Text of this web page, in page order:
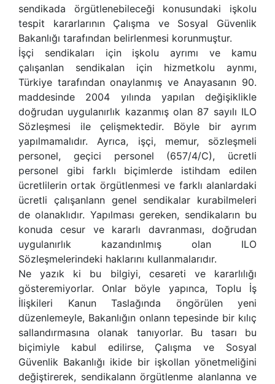
sendikada örgütlenebileceği konusundaki işkolu
tespit kararlarının Çalışma ve Sosyal Güvenlik
Bakanlığı tarafından belirlenmesi korunmuştur.
İşçi sendikaları için işkolu ayrımı ve kamu
çalışanlan sendikalan için hizmetkolu aynmı,
Türkiye tarafından onaylanmış ve Anayasanın 90.
maddesinde 2004 yılında yapılan değişiklikle
doğrudan uygulanırlık kazanmış olan 87 sayılı ILO
Sözleşmesi ile çelişmektedir. Böyle bir ayrım
yapılmamalıdır. Ayrıca, işçi, memur, sözleşmeli
personel, geçici personel (657/4/C), ücretli
personel gibi farklı biçimlerde istihdam edilen
ücretlilerin ortak örgütlenmesi ve farklı alanlardaki
ücretli çalışanlann genel sendikalar kurabilmeleri
de olanaklıdır. Yapılması gereken, sendikaların bu
konuda cesur ve kararlı davranması, doğrudan
uygulanırlık kazandınlmış olan ILO
Sözleşmelerindeki haklarını kullanmalarıdır.
Ne yazık ki bu bilgiyi, cesareti ve kararlılığı
gösteremiyorlar. Onlar böyle yapınca, Toplu İş
İlişkileri Kanun Taslağında öngörülen yeni
düzenlemeyle, Bakanlığın onlann tepesinde bir kılıç
sallandırmasına olanak tanıyorlar. Bu tasarı bu
biçimiyle kabul edilirse, Çalışma ve Sosyal
Güvenlik Bakanlığı ikide bir işkollan yönetmeliğini
değiştirerek, sendikalann örgütlenme alanlanna ve